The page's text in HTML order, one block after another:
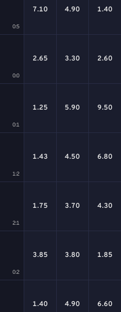
0:5
7.10 4.90 1.40
0:0
2.65 3.30 2.60
0:1
1.25 5.90 9.50
1:2
1.43 4.50 6.80
2:1
1.75 3.70 4.30
0:2
3.85 3.80 1.85
1.40 4.90 6.60